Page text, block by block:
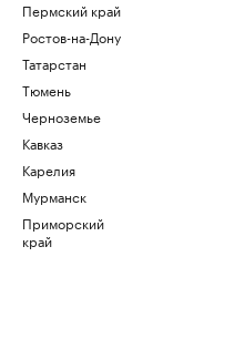
Пермский край
Ростов-на-Дону
Татарстан
Тюмень
Черноземье
Кавказ
Карелия
Мурманск
Приморский
край